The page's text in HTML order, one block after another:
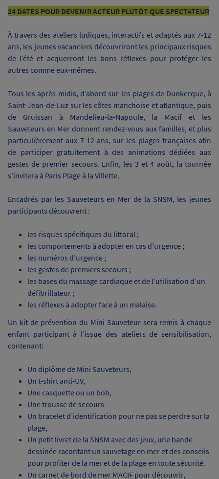
24 DATES POUR DEVENIR ACTEUR PLUTÔT QUE SPECTATEUR
À travers des ateliers ludiques, interactifs et adaptés aux 7-12
ans, les jeunes vacanciers découvriront les principaux risques
de l’été et acquerront les bons réflexes pour protéger les
autres comme eux-mêmes.
Tous les après-midis, d’abord sur les plages de Dunkerque, à
Saint-Jean-de-Luz sur les côtes manchoise et atlantique, puis
de Gruissan à Mandelieu-la-Napoule, la Macif et les
Sauveteurs en Mer donnent rendez-vous aux familles, et plus
particulièrement aux 7-12 ans, sur les plages françaises afin
de participer gratuitement à des animations dédiées aux
gestes de premier secours. Enfin, les 3 et 4 août, la tournée
s’invitera à Paris Plage à la Villette.
Encadrés par les Sauveteurs en Mer de la SNSM, les jeunes
participants découvrent :
les risques spécifiques du littoral ;
les comportements à adopter en cas d’urgence ;
les numéros d’urgence ;
les gestes de premiers secours ;
les bases du massage cardiaque et de l’utilisation d’un
défibrillateur ;
les réflexes à adopter face à un malaise.
Un kit de prévention du Mini Sauveteur sera remis à chaque
enfant participant à l’issue des ateliers de sensibilisation,
contenant:
Un diplôme de Mini Sauveteurs,
Un t-shirt anti-UV,
Une casquette ou un bob,
Une trousse de secours
Un bracelet d’identification pour ne pas se perdre sur la
plage,
Un petit livret de la SNSM avec des jeux, une bande
dessinée racontant un sauvetage en mer et des conseils
pour profiter de la mer et de la plage en toute sécurité.
Un carnet de bord de mer MACIF pour découvrir,